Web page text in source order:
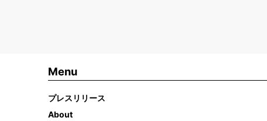
Menu
プレスリリース
About